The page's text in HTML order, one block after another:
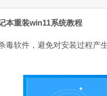
重装win11系统教程
软件，避免对安装过程产